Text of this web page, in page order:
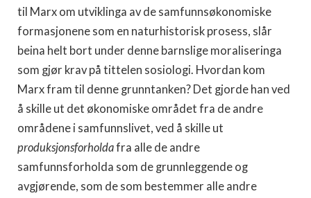
til Marx om utviklinga av de samfunnsøkonomiske
formasjonene som en naturhistorisk prosess, slår
beina helt bort under denne barnslige moraliseringa
som gjør krav på tittelen sosiologi. Hvordan kom
Marx fram til denne grunntanken? Det gjorde han ved
å skille ut det økonomiske området fra de andre
områdene i samfunnslivet, ved å skille ut
produksjonsforholdafra alle de andre
samfunnsforholda som de grunnleggende og
avgjørende, som de som bestemmer alle andre